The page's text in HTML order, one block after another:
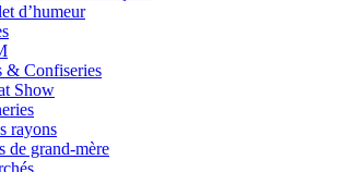
d’humeur
& Confiseries
Show
rayons
de grand-mère